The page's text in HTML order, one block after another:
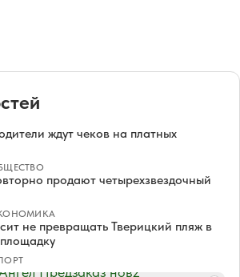
ждут чеков на платных
продают четырехзвездочный
не превращать Тверицкий пляж в